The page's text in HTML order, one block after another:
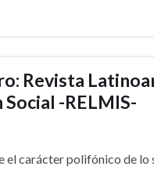
Revista
-RELMIS-
el carácter polifónico de